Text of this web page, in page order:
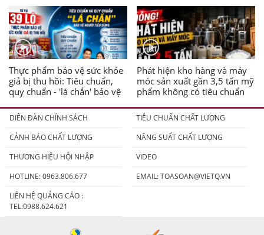
Thực phẩm bảo vệ sức khỏe
giả bị thu hồi: Tiêu chuẩn,
quy chuẩn - 'lá chắn' bảo vệ
Phát hiện kho hàng và máy
móc sản xuất gần 3,5 tấn mỹ
phẩm không có tiêu chuẩn
DIỄN ĐÀN CHÍNH SÁCH
TIÊU CHUẨN CHẤT LƯỢNG
CẢNH BÁO CHẤT LƯỢNG
NĂNG SUẤT CHẤT LƯỢNG
THƯƠNG HIỆU HỘI NHẬP
VIDEO
HOTLINE: 0963.806.677
EMAIL:TOASOAN@VIETQ.VN
LIÊN HỆ QUẢNG CÁO :
TEL:0988.624.621